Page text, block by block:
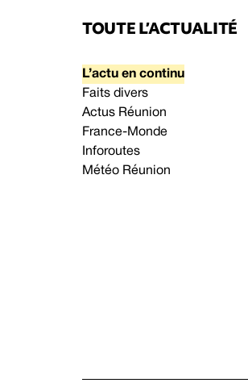
TOUTE L’ACTUALITÉ
L’actu en continu
Faits divers
Actus Réunion
France-Monde
Inforoutes
Météo Réunion